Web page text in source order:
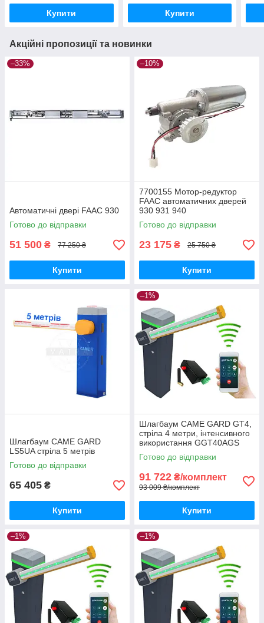
Купити Купити
Акційні пропозиції та новинки
–33%
Автоматичні двері FAAC 930
Готово до відправки
51 500 ₴ 77 250 ₴
Купити
–10%
7700155 Мотор-редуктор
FAAC автоматичних дверей
930 931 940
Готово до відправки
23 175 ₴ 25 750 ₴
Купити
Шлагбаум CAME GARD
LS5UA стріла 5 метрів
Готово до відправки
65 405 ₴
Купити
–1%
Шлагбаум CAME GARD GT4,
стріла 4 метри, інтенсивного
використання GGT40AGS
Готово до відправки
91 722 ₴/комплект
93 009 ₴/комплект
Купити
–1% –1%